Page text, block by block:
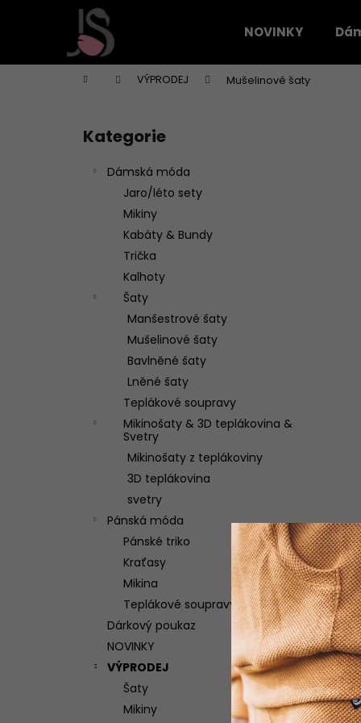
NOVINKY
Domů VÝPRODEJ Mušelinové šaty
Přeskočit
kategorie
Kategorie
Dámská móda
Jaro/léto sety
Mikiny
Kabáty & Bundy
Trička
Kalhoty
Šaty
Manšestrové šaty
Mušelinové šaty
Bavlněné šaty
Lněné šaty
Teplákové soupravy
Mikinošaty & 3D teplákovina &
Svetry
Mikinošaty z teplákoviny
3D teplákovina
svetry
Pánská móda
Pánské triko
Kraťasy
Mikina
Teplákové soupravy
Dárkový poukaz
NOVINKY
VÝPRODEJ
Šaty
Mikiny
í
Zpět
do
Zpět
do
ŠATY LÁSKA DLOUHÉ
2 100 Kč